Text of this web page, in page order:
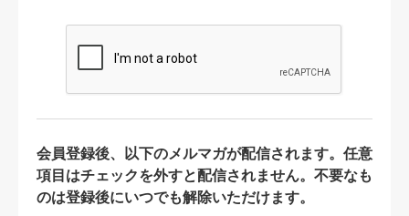
会員登録後、以下のメルマガが配信されます。任意
項目はチェックを外すと配信されません。不要なも
のは登録後にいつでも解除いただけます。